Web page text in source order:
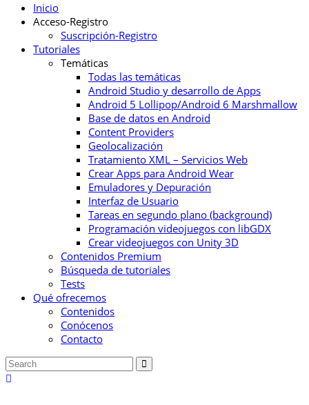
Inicio
Acceso-Registro
Suscripción-Registro
Tutoriales
Temáticas
Todas las temáticas
Android Studio y desarrollo de Apps
Android 5 Lollipop/Android 6 Marshmallow
Base de datos en Android
Content Providers
Geolocalización
Tratamiento XML – Servicios Web
Crear Apps para Android Wear
Emuladores y Depuración
Interfaz de Usuario
Tareas en segundo plano (background)
Programación videojuegos con libGDX
Crear videojuegos con Unity 3D
Contenidos Premium
Búsqueda de tutoriales
Tests
Qué ofrecemos
Contenidos
Conócenos
Contacto